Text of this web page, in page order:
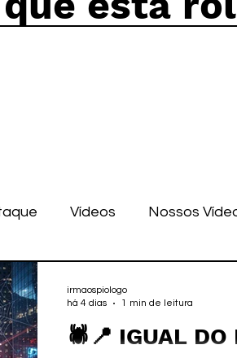
Vídeos Nossos
CELULAR BILE games
🕷️📍 IGUAL DO
irmaospiologo
há 4 dias
1 min de leitura